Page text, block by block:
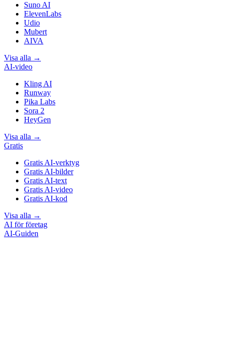
Suno AI
ElevenLabs
Udio
Mubert
AIVA
Visa alla →
AI-video
Kling AI
Runway
Pika Labs
Sora 2
HeyGen
Visa alla →
Gratis
Gratis AI-verktyg
Gratis AI-bilder
Gratis AI-text
Gratis AI-video
Gratis AI-kod
Visa alla →
AI för företag
AI-Guiden